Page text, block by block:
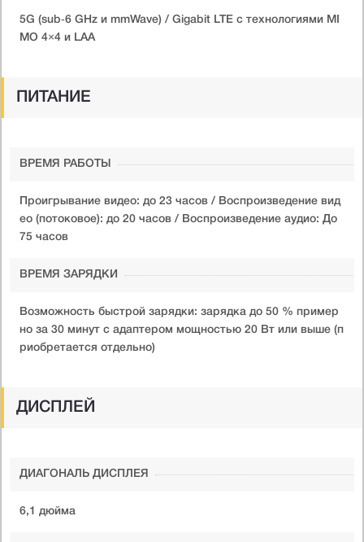
5G (sub‑6 GHz и mmWave) / Gigabit LTE с технологиями MI
MO 4×4 и LAA
ПИТАНИЕ
ВРЕМЯ РАБОТЫ
Проигрывание видео: до 23 часов / Воспроизведение вид
ео (потоковое): до 20 часов / Воспроизведение аудио: До
75 часов
ВРЕМЯ ЗАРЯДКИ
Возможность быстрой зарядки: зарядка до 50 % пример
но за 30 минут с адаптером мощностью 20 Вт или выше (п
риобретается отдельно)
ДИСПЛЕЙ
ДИАГОНАЛЬ ДИСПЛЕЯ
6,1 дюйма